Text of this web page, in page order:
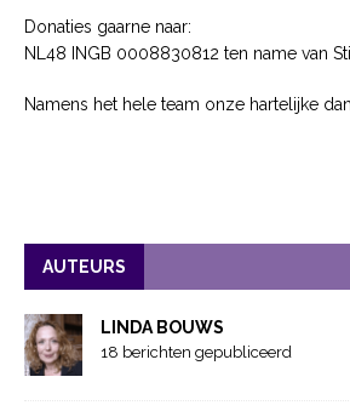
Donaties gaarne naar:
NL48 INGB 0008830812 ten name van
Namens het hele team onze hartelijke
AUTEURS
LINDA BOUWS
18 berichten gepubliceerd